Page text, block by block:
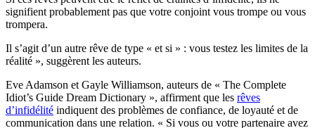
signifient probablement pas que votre conjoint vous trompe ou vous
trompera.
Il s’agit d’un autre rêve de type « et si » : vous testez les limites de la
réalité », suggèrent les auteurs.
Eve Adamson et Gayle Williamson, auteurs de « The Complete
Idiot’s Guide Dream Dictionary », affirment que les rêves
d’infidélité indiquent des problèmes de confiance, de loyauté et de
communication dans une relation. « Si vous ou votre partenaire avez